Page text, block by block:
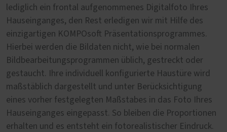
lediglich ein frontal aufgenommenes Digitalfoto Ihres
Hauseinganges, den Rest erledigen wir mit Hilfe des
einzigartigen KOMPOsoft Präsentationsprogrammes.
Hierbei werden die Bildaten nicht, wie bei normalen
Bildbearbeitungsprogrammen üblich, gestreckt oder
gestaucht. Ihre individuell konfigurierte Haustüre wird
maßstäblich dargestellt und unter Berücksichtigung
eines vorher festgelegten Maßstabes in das Foto Ihres
Hauseinganges eingepasst. So bleiben die Proportionen
erhalten und es entsteht ein fotorealistischer Eindruck.